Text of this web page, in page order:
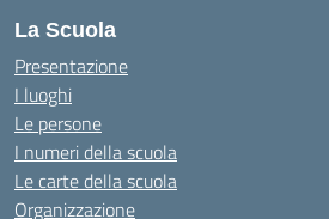
La Scuola
Presentazione
I luoghi
Le persone
I numeri della scuola
Le carte della scuola
Organizzazione